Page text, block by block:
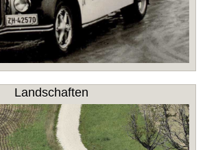
Landschaften